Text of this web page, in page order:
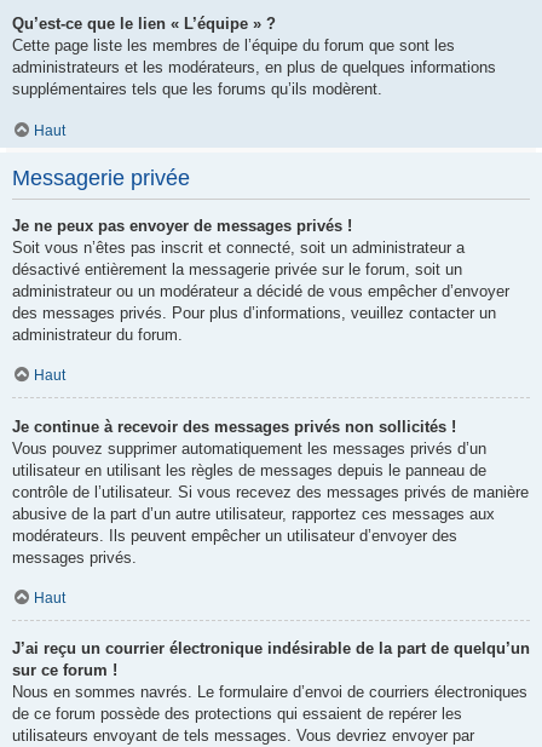
Qu’est-ce que le lien « L’équipe » ?
Cette page liste les membres de l’équipe du forum que sont les
administrateurs et les modérateurs, en plus de quelques informations
supplémentaires tels que les forums qu’ils modèrent.
Haut
Messagerie privée
Je ne peux pas envoyer de messages privés !
Soit vous n’êtes pas inscrit et connecté, soit un administrateur a
désactivé entièrement la messagerie privée sur le forum, soit un
administrateur ou un modérateur a décidé de vous empêcher d’envoyer
des messages privés. Pour plus d’informations, veuillez contacter un
administrateur du forum.
Haut
Je continue à recevoir des messages privés non sollicités !
Vous pouvez supprimer automatiquement les messages privés d’un
utilisateur en utilisant les règles de messages depuis le panneau de
contrôle de l’utilisateur. Si vous recevez des messages privés de manière
abusive de la part d’un autre utilisateur, rapportez ces messages aux
modérateurs. Ils peuvent empêcher un utilisateur d’envoyer des
messages privés.
Haut
J’ai reçu un courrier électronique indésirable de la part de quelqu’un
sur ce forum !
Nous en sommes navrés. Le formulaire d’envoi de courriers électroniques
de ce forum possède des protections qui essaient de repérer les
utilisateurs envoyant de tels messages. Vous devriez envoyer par